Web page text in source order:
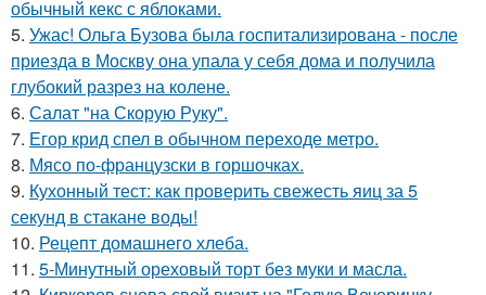
обычный кекс с яблоками.
5. Ужас! Ольга Бузова была госпитализирована - после
приезда в Москву она упала у себя дома и получила
глубокий разрез на колене.
6. Салат "на Скорую Руку".
7. Егор крид спел в обычном переходе метро.
8. Мясо по-французски в горшочках.
9. Кухонный тест: как проверить свежесть яиц за 5
секунд в стакане воды!
10. Рецепт домашнего хлеба.
11. 5-Минутный ореховый торт без муки и масла.